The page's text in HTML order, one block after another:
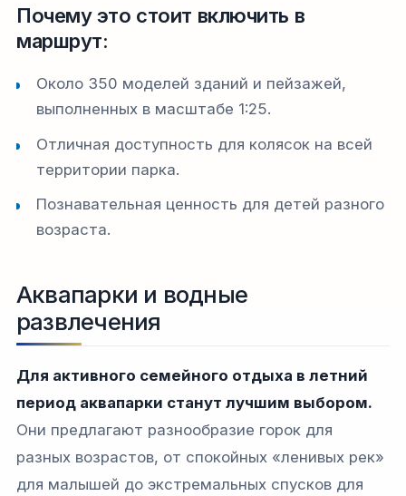
Почему это стоит включить в
маршрут:
Около 350 моделей зданий и пейзажей,
выполненных в масштабе 1:25.
Отличная доступность для колясок на всей
территории парка.
Познавательная ценность для детей разного
возраста.
Аквапарки и водные
развлечения
Для активного семейного отдыха в летний
период аквапарки станут лучшим выбором.
Они предлагают разнообразие горок для
разных возрастов, от спокойных «ленивых рек»
для малышей до экстремальных спусков для